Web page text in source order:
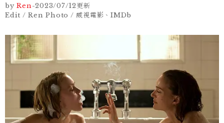
by Ren-2023/07/12更新
Edit / Ren Photo / 威視電影、IMDb